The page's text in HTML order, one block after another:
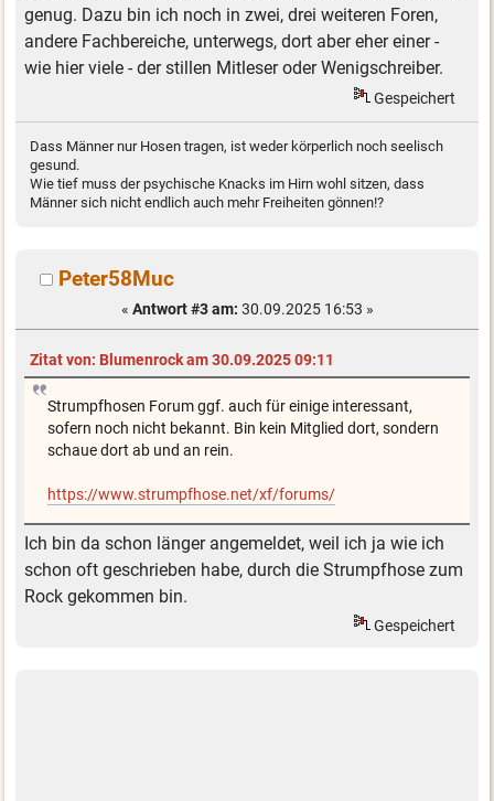
genug. Dazu bin ich noch in zwei, drei weiteren Foren,
andere Fachbereiche, unterwegs, dort aber eher einer -
wie hier viele - der stillen Mitleser oder Wenigschreiber.
Gespeichert
Dass Männer nur Hosen tragen, ist weder körperlich noch seelisch
gesund.
Wie tief muss der psychische Knacks im Hirn wohl sitzen, dass
Männer sich nicht endlich auch mehr Freiheiten gönnen!?
Peter58Muc
« Antwort #3 am: 30.09.2025 16:53 »
Zitat von: Blumenrock am 30.09.2025 09:11
Strumpfhosen Forum ggf. auch für einige interessant,
sofern noch nicht bekannt. Bin kein Mitglied dort, sondern
schaue dort ab und an rein.
https://www.strumpfhose.net/xf/forums/
Ich bin da schon länger angemeldet, weil ich ja wie ich
schon oft geschrieben habe, durch die Strumpfhose zum
Rock gekommen bin.
Gespeichert